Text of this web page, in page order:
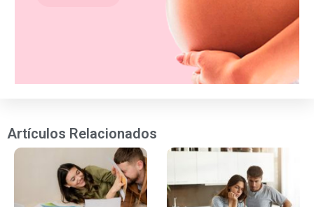
Artículos Relacionados